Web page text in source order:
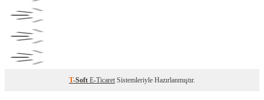
T-Soft E-Ticaret Sistemleriyle Hazırlanmıştır.